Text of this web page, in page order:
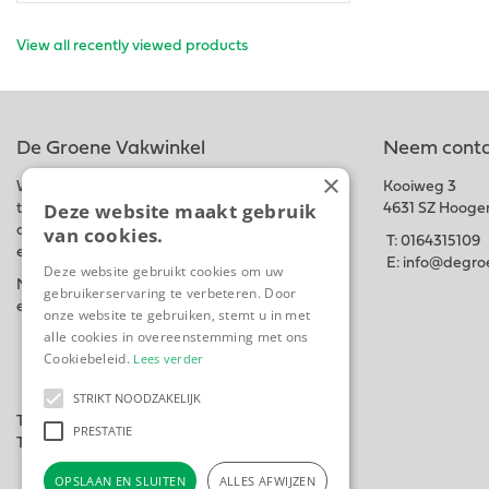
View all recently viewed products
De Groene Vakwinkel
Wij hebben een ruim assortiment van
tuinbenodigdheden, bedrijfskleding,
dierenvoeding, planten en bloemen, graszaad
en meststoffen in onze winkel en webshop.
Naast
een Hoveniersbedrijf
Neem
Kooiweg 3
4631 SZ
T: 0164315109
E:
Tuincentrum
Tuingereedschap
×
Deze website maakt gebruik
van cookies.
Deze website gebruikt cookies om uw
gebruikerservaring te verbeteren. Door
onze website te gebruiken, stemt u in met
alle cookies in overeenstemming met ons
Cookiebeleid. Lees verder
STRIKT NOODZAKELIJK
PRESTATIE
OPSLAAN EN SLUITEN ALLES AFWIJZEN